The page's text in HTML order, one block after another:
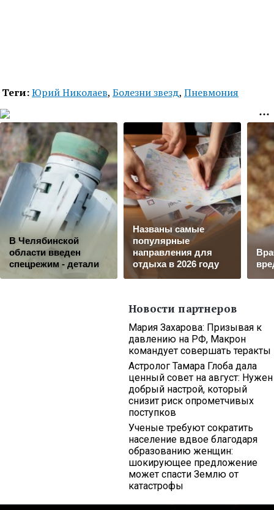
Теги:Юрий Николаев, Болезни звезд, Пневмония
В Челябинской
области введен
спецрежим - детали
Названы самые
популярные
направления для
отдыха в 2026 году
Новости партнеров
Мария Захарова: Призывая к
давлению на РФ, Макрон
командует совершать теракты
Астролог Тамара Глоба дала
ценный совет на август: Нужен
добрый настрой, который
снизит риск опрометчивых
поступков
Ученые требуют сократить
население вдвое благодаря
образованию женщин:
шокирующее предложение
может спасти Землю от
катастрофы